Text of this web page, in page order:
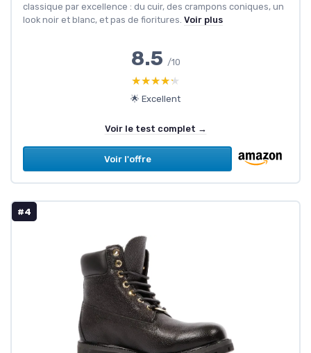
classique par excellence : du cuir, des crampons coniques, un
look noir et blanc, et pas de fioritures. Voir plus
8.5 /10
★★★★★
★★★★★
🌟 Excellent
Voir le test complet →
Voir l'offre
#4